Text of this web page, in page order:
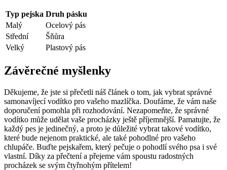
Typ pejska Druh pásku
Malý
Ocelový pás
Střední
Šňůra
Velký
Plastový pás
Závěrečné myšlenky
Děkujeme, že jste si přečetli náš článek o tom, jak vybrat správné
samonavíjecí vodítko pro vašeho mazlíčka. Doufáme, že vám naše
doporučení pomohla při rozhodování. Nezapomeňte, že správné
vodítko může udělat vaše procházky ještě příjemnější. Pamatujte, že
každý pes je jedinečný, a proto je důležité vybrat takové vodítko,
které bude nejenom praktické, ale také pohodlné pro vašeho
chlupáče. Buďte pejskařem, který pečuje o pohodlí svého psa i své
vlastní. Díky za přečtení a přejeme vám spoustu radostných
procházek se svým čtyřnohým přítelem!